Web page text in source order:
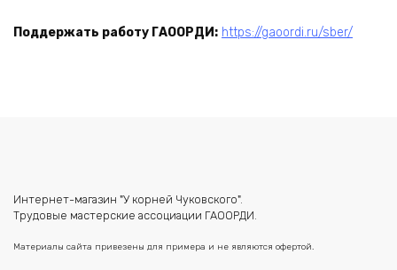
Поддержать работу ГАООРДИ: https://gaoordi.ru/sber/
Интернет-магазин "У корней Чуковского".
Трудовые мастерские ассоциации ГАООРДИ.
Материалы сайта привезены для примера и не являются офертой.